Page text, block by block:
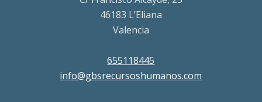
46183 L’Eliana
Valencia
655118445
info@gbsrecursoshumanos.com